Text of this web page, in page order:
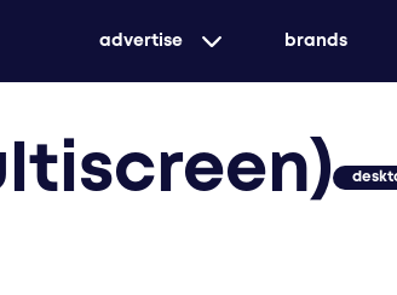
advertise
gezielte printwerbung
aufmerksamkeit
brands